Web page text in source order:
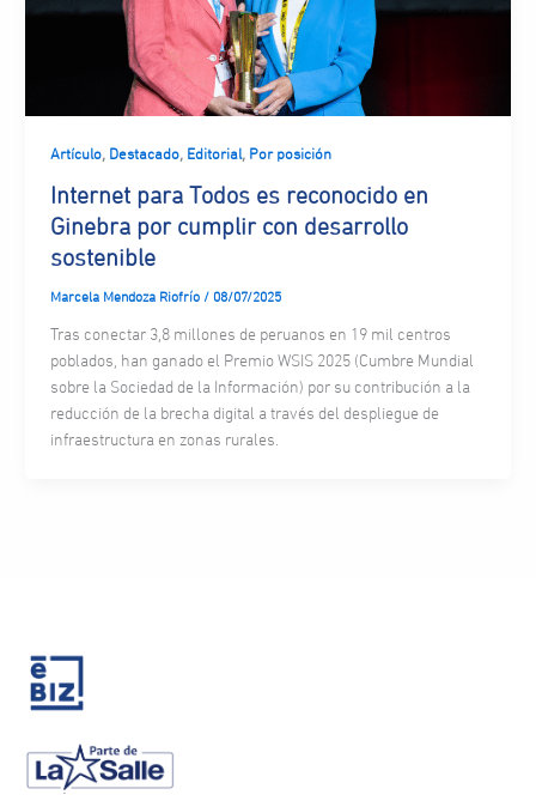
Artículo, Destacado, Editorial, Por posición
Internet para Todos es reconocido en
Ginebra por cumplir con desarrollo
sostenible
Marcela Mendoza Riofrío / 08/07/2025
Tras conectar 3,8 millones de peruanos en 19 mil centros
poblados, han ganado el Premio WSIS 2025 (Cumbre Mundial
sobre la Sociedad de la Información) por su contribución a la
reducción de la brecha digital a través del despliegue de
infraestructura en zonas rurales.